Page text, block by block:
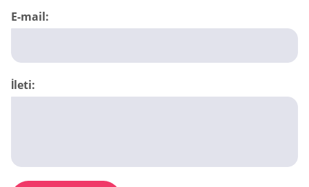
E-mail:
İleti: